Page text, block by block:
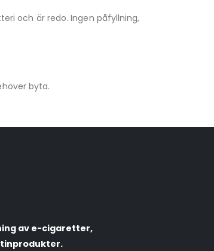
och är redo. Ingen påfyllning,
byta.
av e-cigaretter,
Vitsnus Leverans & frakt